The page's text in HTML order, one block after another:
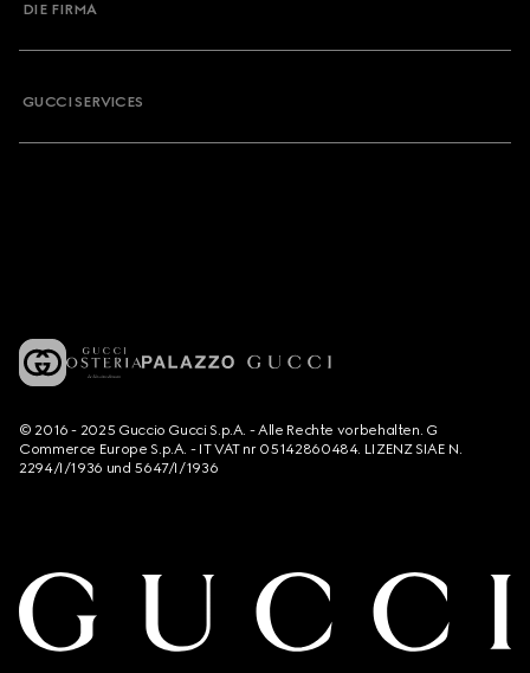
DIE FIRMA
GUCCI SERVICES
© 2016 - 2025 Guccio Gucci S.p.A. - Alle Rechte vorbehalten. G
Commerce Europe S.p.A. - IT VAT nr 05142860484. LIZENZ SIAE N.
2294/I/1936 und 5647/I/1936